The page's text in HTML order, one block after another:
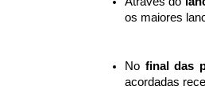
os maiores
No final das
acordadas